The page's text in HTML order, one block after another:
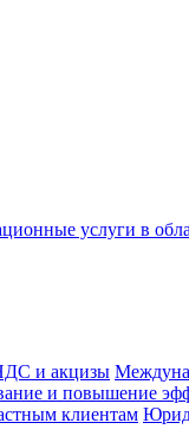
услуги в
и акцизы
и повышение
клиентам